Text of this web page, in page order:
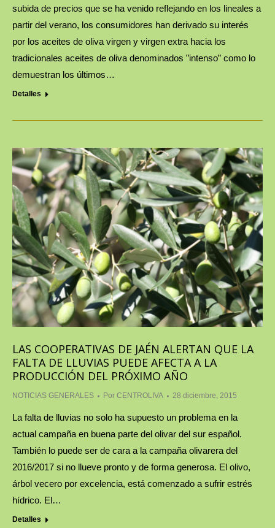
subida de precios que se ha venido reflejando en los lineales a
partir del verano, los consumidores han derivado su interés
por los aceites de oliva virgen y virgen extra hacia los
tradicionales aceites de oliva denominados ”intenso” como lo
demuestran los últimos…
Detalles
LAS COOPERATIVAS DE JAÉN ALERTAN QUE LA
FALTA DE LLUVIAS PUEDE AFECTA A LA
PRODUCCIÓN DEL PRÓXIMO AÑO
NOTICIAS GENERALES Por CENTROLIVA 28 diciembre, 2015
La falta de lluvias no solo ha supuesto un problema en la
actual campaña en buena parte del olivar del sur español.
También lo puede ser de cara a la campaña olivarera del
2016/2017 si no llueve pronto y de forma generosa. El olivo,
árbol vecero por excelencia, está comenzado a sufrir estrés
hídrico. El…
Detalles